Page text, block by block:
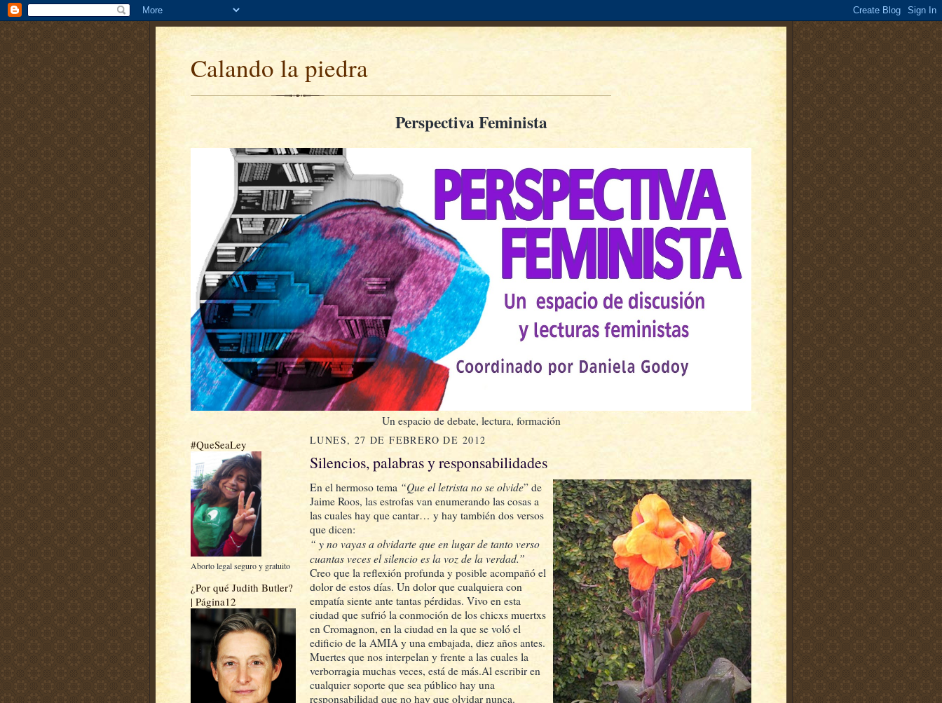
Calando la piedra
Perspectiva Feminista
Un espacio de debate, lectura, formación
#QueSeaLey
Aborto legal seguro y gratuito
¿Por qué Judith Butler?
| Página12
LUNES, 27 DE FEBRERO DE 2012
Silencios, palabras y responsabilidades
En el hermoso tema “Que el letrista no se olvide” de
Jaime Roos, las estrofas van enumerando las cosas a
las cuales hay que cantar… y hay también dos versos
que dicen:
“ y no vayas a olvidarte que en lugar de tanto verso
cuantas veces el silencio es la voz de la verdad.”
Creo que la reflexión profunda y posible acompañó el
dolor de estos días. Un dolor que cualquiera con
empatía siente ante tantas pérdidas. Vivo en esta
ciudad que sufrió la conmoción de los chicxs muertxs
en Cromagnon, en la ciudad en la que se voló el
edificio de la AMIA y una embajada, diez años antes.
Muertes que nos interpelan y frente a las cuales la
verborragia muchas veces, está de más.Al escribir en
cualquier soporte que sea público hay una
responsabilidad que no hay que olvidar nunca.